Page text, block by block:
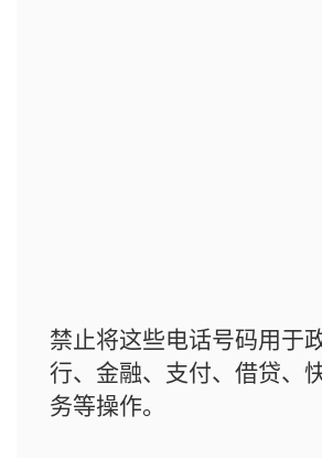
禁止将这些电话号码用于
行、金融、支付、借贷、
务等操作。